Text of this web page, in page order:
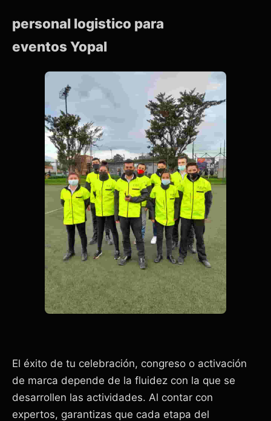
personal logistico para
eventos Yopal
El éxito de tu celebración, congreso o activación
de marca depende de la fluidez con la que se
desarrollen las actividades. Al contar con
expertos, garantizas que cada etapa del